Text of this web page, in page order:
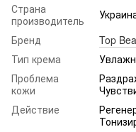
Страна
производитель
Бренд
Top
Тип крема
Проблема
кожи
Действие